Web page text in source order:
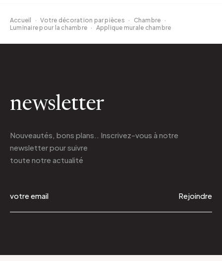
Accueil · Votre décoration par pièces · Chambre ·
Luminaire pour la chambre · Applique murale chambre
newsletter
Nouveautés, bons plans.. Inscrivez-vous à notre
newsletterpour suivre
toute notre actualité
Rejoindre